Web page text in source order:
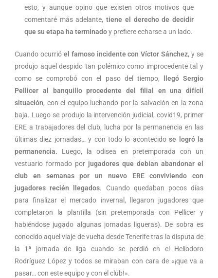
esto, y aunque opino que existen otros motivos que
comentaré más adelante,tiene el derecho de decidir
que su etapa ha terminadoy prefiere echarse a un lado.
Cuando ocurrió el famoso incidente con Víctor Sánchez, y se
produjo aquel despido tan polémico como improcedente tal y
como se comprobó con el paso del tiempo,
llegó Sergio
Pellicer al banquillo procedente del filial en una difícil
situación, con el equipo luchando por la salvación en la zona
baja. Luego se produjo la intervención judicial, covid19, primer
ERE a trabajadores del club, lucha por la permanencia en las
últimas diez jornadas… y con todo lo acontecidose logró la
permanencia. Luego, la odisea en pretemporada con un
vestuario formado por jugadores que debían abandonar el
club en semanas por un nuevo ERE conviviendo con
jugadores recién llegados. Cuando quedaban pocos días
para finalizar el mercado invernal, llegaron jugadores que
completaron la plantilla (sin pretemporada con Pellicer y
habiéndose jugado algunas jornadas ligueras). De sobra es
conocido aquel viaje de vuelta desde Tenerife tras la disputa de
la 1ª jornada de liga cuando se perdió en el Heliodoro
Rodríguez López y todos se miraban con cara de «¡que va a
pasar… con este equipo y con el club!».